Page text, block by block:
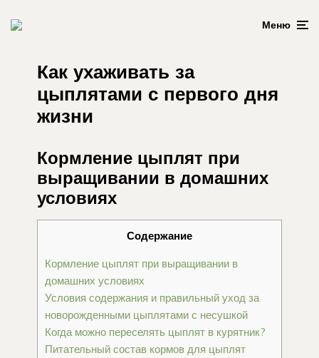
Меню
Как ухаживать за
цыплятами с первого дня
жизни
Кормление цыплят при
выращивании в домашних
условиях
Содержание
Кормление цыплят при выращивании в
домашних условиях
Условия содержания и правильный уход за
новорожденными цыплятами с несушкой
Когда можно переселять цыплят в курятник?
Питательный состав кормов для цыплят